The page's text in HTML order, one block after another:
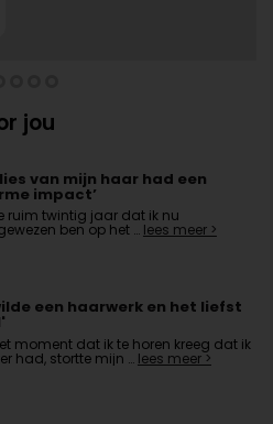
jou
van mijn haar had een
impact’
ruim twintig jaar dat ik nu
ben op het … lees meer >
een haarwerk en het liefst
moment dat ik te horen kreeg dat ik
had, stortte mijn … lees meer >